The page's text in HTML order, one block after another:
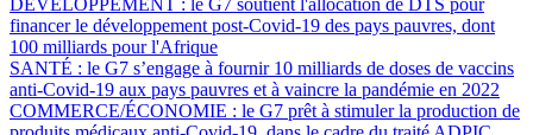
financer le développement post-Covid-19 des pays pauvres, dont
100 milliards pour l'Afrique
SANTÉ : le G7 s’engage à fournir 10 milliards de doses de vaccins
anti-Covid-19 aux pays pauvres et à vaincre la pandémie en 2022
COMMERCE/ÉCONOMIE : le G7 prêt à stimuler la production de